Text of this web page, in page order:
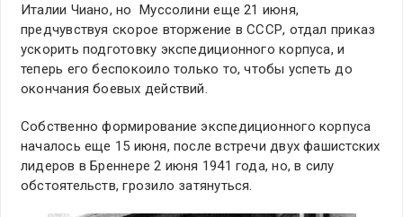
Италии Чиано, но Муссолини еще 21 июня,
предчувствуя скорое вторжение в СССР, отдал приказ
ускорить подготовку экспедиционного корпуса, и
теперь его беспокоило только то, чтобы успеть до
окончания боевых действий.
Собственно формирование экспедиционного корпуса
началось еще 15 июня, после встречи двух фашистских
лидеров в Бреннере 2 июня 1941 года, но, в силу
обстоятельств, грозило затянуться.